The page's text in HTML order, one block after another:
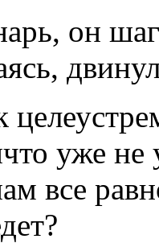
он
уже не
все